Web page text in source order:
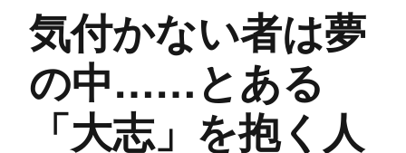
気付かない者は夢
の中……とある
「大志」を抱く人